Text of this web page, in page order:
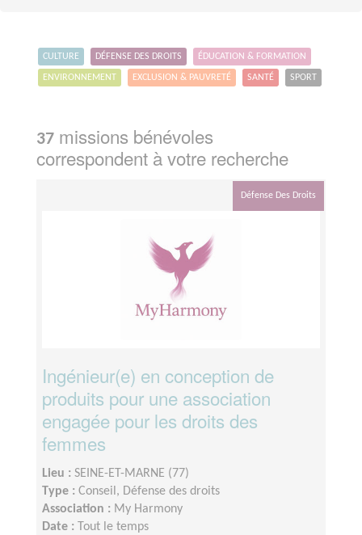
CULTURE DÉFENSE DES DROITS ÉDUCATION & FORMATION
ENVIRONNEMENT EXCLUSION & PAUVRETÉ SANTÉ SPORT
37 missions bénévoles
correspondent à votre recherche
Défense Des Droits
Ingénieur(e) en conception de
produits pour une association
engagée pour les droits des
femmes
Lieu : SEINE-ET-MARNE (77)
Type : Conseil, Défense des droits
Association : My Harmony
Date :
Tout le temps